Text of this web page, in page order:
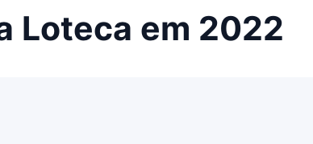
Loteca em 2022